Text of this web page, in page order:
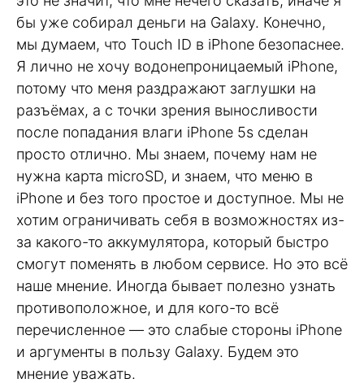
бы уже собирал деньги на Galaxy. Конечно,
мы думаем, что Touch ID в iPhone безопаснее.
Я лично не хочу водонепроницаемый iPhone,
потому что меня раздражают заглушки на
разъёмах, а с точки зрения выносливости
после попадания влаги iPhone 5s сделан
просто отлично. Мы знаем, почему нам не
нужна карта microSD, и знаем, что меню в
iPhone и без того простое и доступное. Мы не
хотим ограничивать себя в возможностях из-
за какого-то аккумулятора, который быстро
смогут поменять в любом сервисе. Но это всё
наше мнение. Иногда бывает полезно узнать
противоположное, и для кого-то всё
перечисленное — это слабые стороны iPhone
и аргументы в пользу Galaxy. Будем это
мнение уважать.